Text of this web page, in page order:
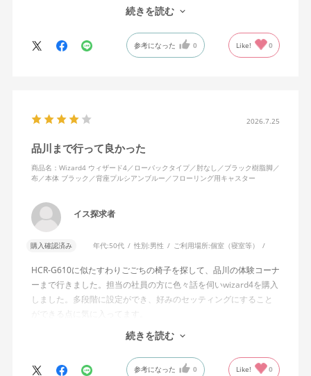
私は勤務先で約11年間、同シリーズのWizard2を使用していま
す。Wizard2にもロッキング強度調整機能が備わっており、最弱に
設定した場合は、通常どおり体重を預けることで背もたれは可動
含めれば私より体重の軽い利用者は数多くいると思われるため、
あれば、ロッキング機能としてどのような使用感を想定している
のか疑問に感じています。
角度でもバランスをとりやすい反力特性に自動調整する機能」と
説明されています。しかし、この機能と、最弱設定でも背もたれ
説明を読んでも理解できませんでした。
問い合わせに対しては、「オートフィットシンクロロッキングの
反力特性を自動調整する機能が働いているため」「Wizard2とは機
構が異なるため、同じ挙動にはならない」との回答をいただきま
強度調整との関係や、最弱設定であっても大きな反力が残る理由
続きを読む
参考になった 0 Like! 0
2026.7.25
品川まで行って良かった
商品名：Wizard4 ウィザード4／ローバックタイプ／肘なし／ブラック樹脂脚／
布／本体 ブラック／背座プルシアンブルー／フローリング用キャスター
イス探求者
購入確認済み 年代:50代 性別:男性 ご利用場所:個室（寝室等）
HCR-G610に似たすわりごごちの椅子を探して、品川の体験コーナ
ーまで行きました。担当の社員の方に色々話を伺いwizard4を購入
しました。多段階に設定ができ、好みのセッティングにすること
ができる点に気に入ってます。
しいて言えば、座面がもう少し硬めが好みに近かったなと思いま
す。座面の硬さまで調節出来る機能が有れば完璧だと思います。
続きを読む
参考になった 0 Like! 0